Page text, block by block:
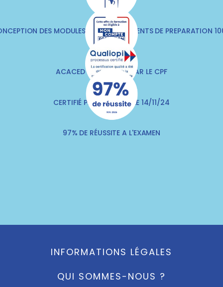
DES MODULES & DES DOCUMENTS DE PREPARATION
VÉTÉRINAIRES
ACACED FINANÇABLE PAR LE CPF
CERTIFIÉ PAR QUALITIA LE 14/11/24
97% DE RÉUSSITE A L'EXAMEN
INFORMATIONS LÉGALES
QUI SOMMES-NOUS ?